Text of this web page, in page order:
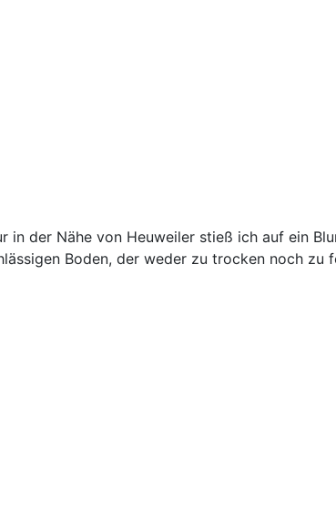
in der Nähe von Heuweiler stieß ich auf ein
Boden, der weder zu trocken noch zu